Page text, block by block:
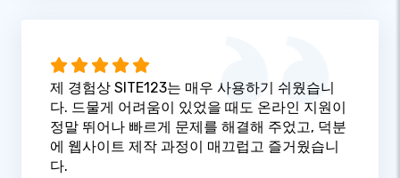
제 경험상 SITE123는 매우 사용하기 쉬웠습니
다. 드물게 어려움이 있었을 때도 온라인 지원이
정말 뛰어나 빠르게 문제를 해결해 주었고, 덕분
에 웹사이트 제작 과정이 매끄럽고 즐거웠습니
다.